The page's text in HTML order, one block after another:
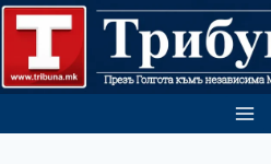
Skip
content